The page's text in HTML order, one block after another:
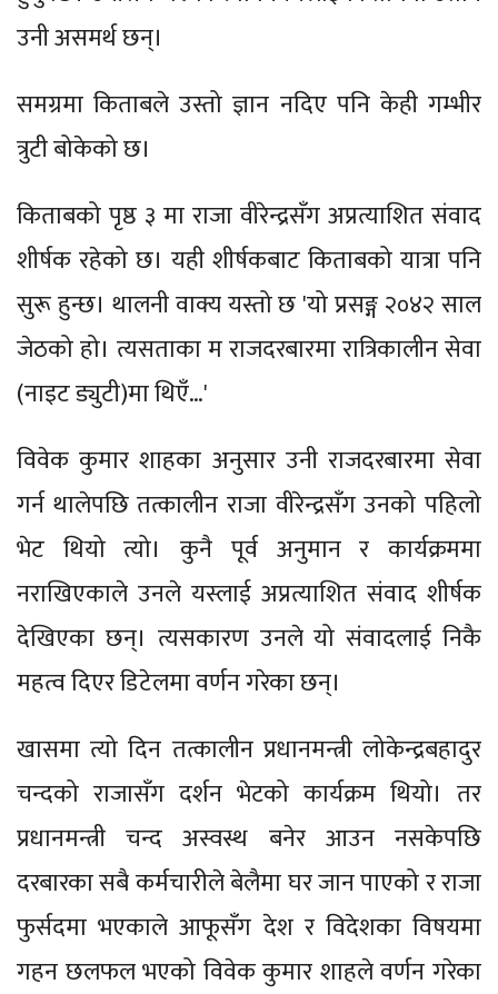
उनी असमर्थ छन्।
समग्रमा किताबले उस्तो ज्ञान नदिए पनि केही गम्भीर
त्रुटी बोकेको छ।
किताबको पृष्ठ ३ मा राजा वीरेन्द्रसँग अप्रत्याशित संवाद
शीर्षक रहेको छ। यही शीर्षकबाट किताबको यात्रा पनि
सुरू हुन्छ। थालनी वाक्य यस्तो छ 'यो प्रसङ्ग २०४२ साल
जेठको हो। त्यसताका म राजदरबारमा रात्रिकालीन सेवा
(नाइट ड्युटी)मा थिएँ…'
विवेक कुमार शाहका अनुसार उनी राजदरबारमा सेवा
गर्न थालेपछि तत्कालीन राजा वीरेन्द्रसँग उनको पहिलो
भेट थियो त्यो। कुनै पूर्व अनुमान र कार्यक्रममा
नराखिएकाले उनले यस्लाई अप्रत्याशित संवाद शीर्षक
देखिएका छन्। त्यसकारण उनले यो संवादलाई निकै
महत्व दिएर डिटेलमा वर्णन गरेका छन्।
खासमा त्यो दिन तत्कालीन प्रधानमन्त्री लोकेन्द्रबहादुर
चन्दको राजासँग दर्शन भेटको कार्यक्रम थियो। तर
प्रधानमन्त्री चन्द अस्वस्थ बनेर आउन नसकेपछि
दरबारका सबै कर्मचारीले बेलैमा घर जान पाएको र राजा
फुर्सदमा भएकाले आफूसँग देश र विदेशका विषयमा
गहन छलफल भएको विवेक कुमार शाहले वर्णन गरेका